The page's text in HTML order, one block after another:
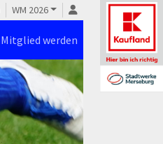
WM 2026
Mitglied werden